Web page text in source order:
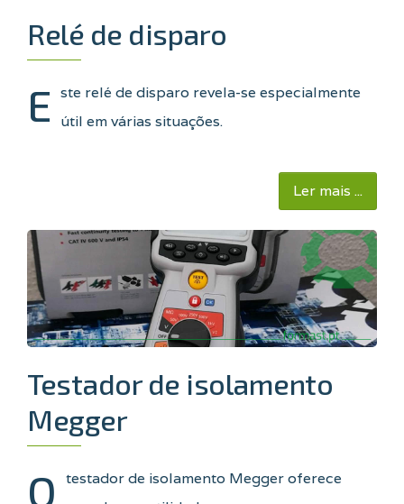
Relé de disparo
E ste relé de disparo revela-se especialmente
útil em várias situações.
Ler mais ...
Testador de isolamento
Megger
O
testador de isolamento Megger oferece